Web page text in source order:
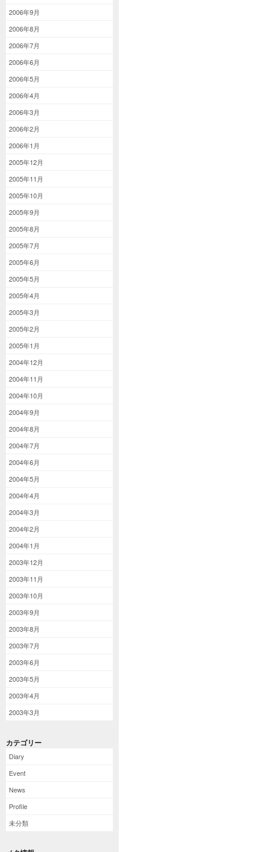
2006年9月
2006年8月
2006年7月
2006年6月
2006年5月
2006年4月
2006年3月
2006年2月
2006年1月
2005年12月
2005年11月
2005年10月
2005年9月
2005年8月
2005年7月
2005年6月
2005年5月
2005年4月
2005年3月
2005年2月
2005年1月
2004年12月
2004年11月
2004年10月
2004年9月
2004年8月
2004年7月
2004年6月
2004年5月
2004年4月
2004年3月
2004年2月
2004年1月
2003年12月
2003年11月
2003年10月
2003年9月
2003年8月
2003年7月
2003年6月
2003年5月
2003年4月
2003年3月
カテゴリー
Diary
Event
News
Profile
未分類